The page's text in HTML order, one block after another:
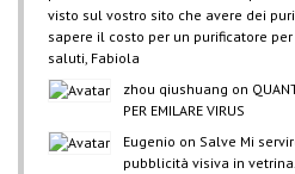
visto sul vostro sito che avere dei
sapere il costo per un purificatore
saluti, Fabiola
zhou qiushuang on
PER EMILARE VIRUS
Eugenio on Salve Mi
pubblicità visiva in